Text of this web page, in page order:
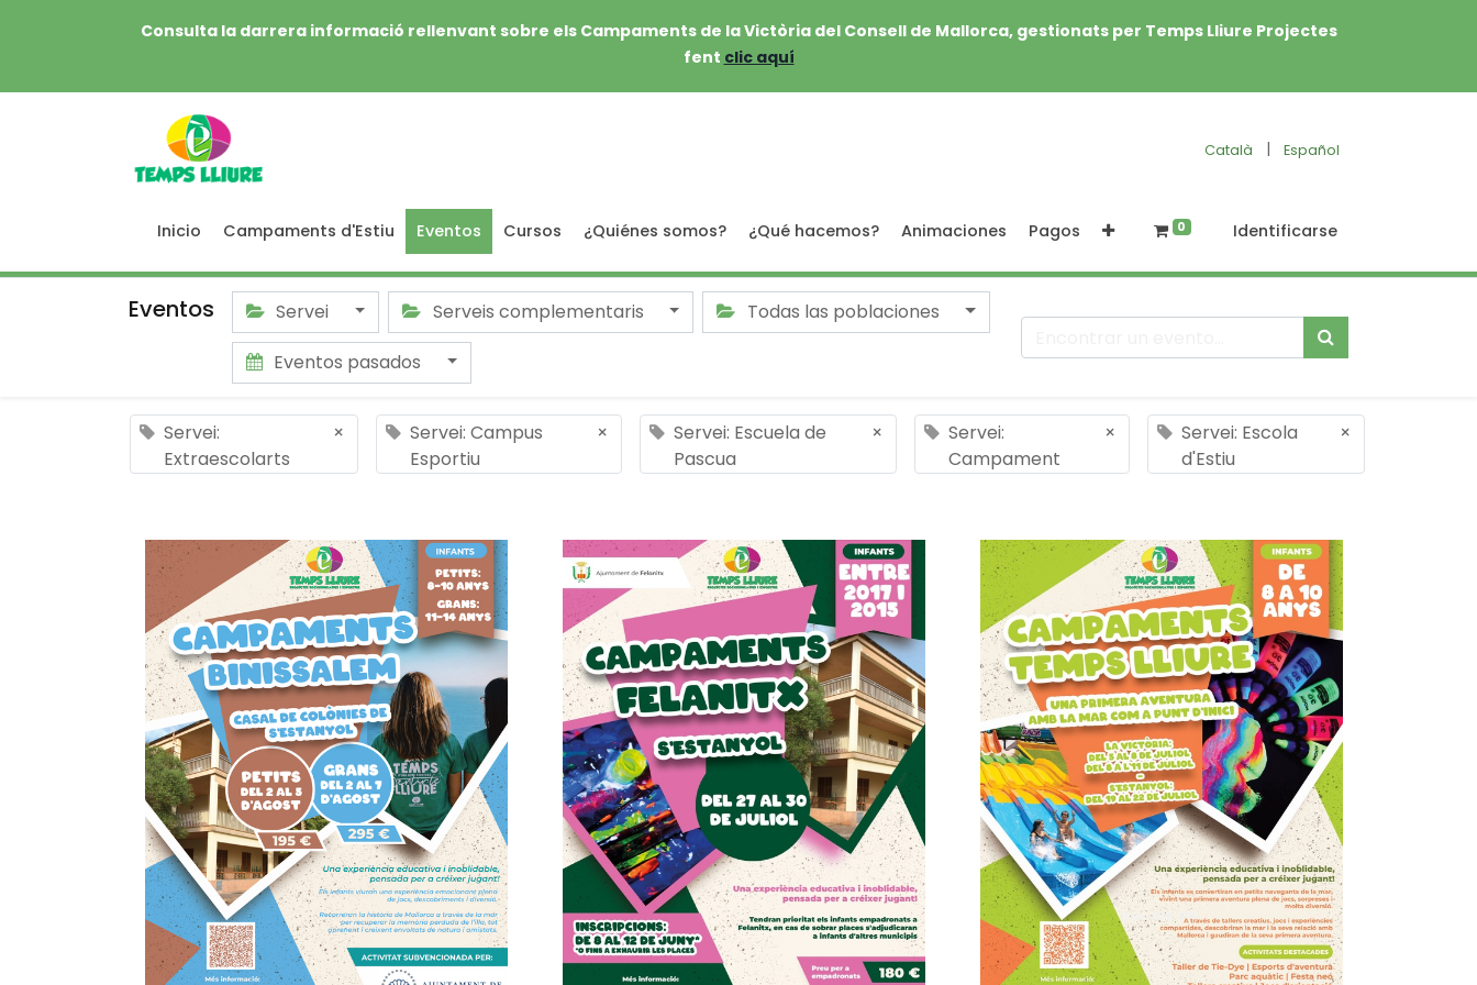
Consulta la darrera informació rellenvant sobre els Campaments de la Victòria del Consell de Mallorca, gestionats per Temps Lliure Projectes
fent clic aquí
Català | Español
Inicio Campaments d'Estiu Eventos Cursos ¿Quiénes somos? ¿Qué hacemos? Animaciones Pagos 0 Identificarse
Eventos Servei Serveis complementaris
Todas las poblaciones
Eventos pasados
Servei:
Extraescolarts
×
Servei: Campus
Esportiu
×
Servei: Escuela de
Pascua
×
Servei:
Campament
×
Servei: Escola
d'Estiu
×